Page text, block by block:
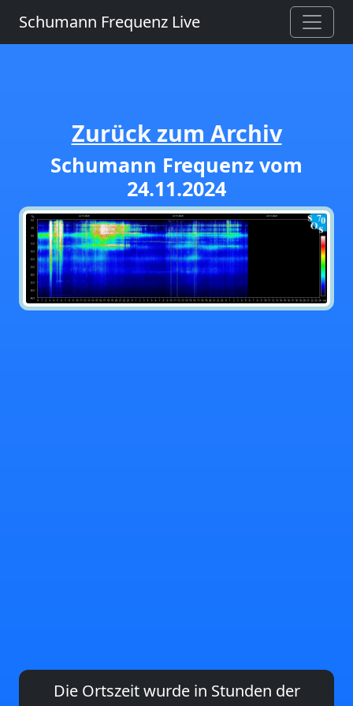
Schumann Frequenz Live
Zurück zum Archiv
Schumann Frequenz vom
24.11.2024
Die Ortszeit wurde in Stunden der